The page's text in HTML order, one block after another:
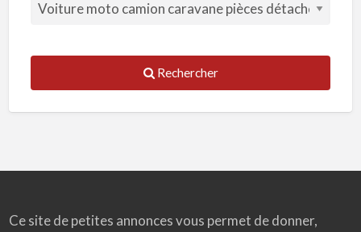
Rechercher
Ce site de petites annonces vous permet de donner,